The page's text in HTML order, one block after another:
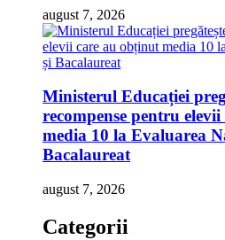
august 7, 2026
Ministerul Educației
recompense pentru
media 10 la Evaluarea
Bacalaureat
august 7, 2026
Categorii